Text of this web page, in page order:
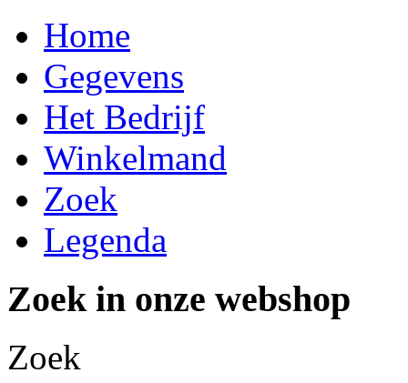
Home
Gegevens
Het Bedrijf
Winkelmand
Zoek
Legenda
Zoek in onze webshop
Zoek